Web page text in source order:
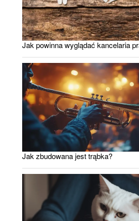
Jak powinna wyglądać kancelaria
Jak zbudowana jest trąbka?